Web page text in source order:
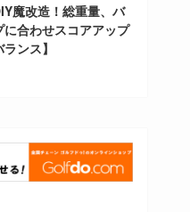
魔改造！総重量、バ
合わせスコアアップ
ンス】